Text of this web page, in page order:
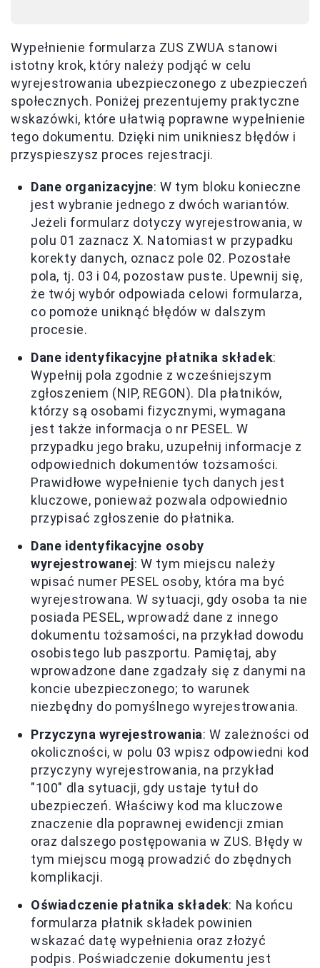
Wypełnienie formularza ZUS ZWUA stanowi
istotny krok, który należy podjąć w celu
wyrejestrowania ubezpieczonego z ubezpieczeń
społecznych. Poniżej prezentujemy praktyczne
wskazówki, które ułatwią poprawne wypełnienie
tego dokumentu. Dzięki nim unikniesz błędów i
przyspieszysz proces rejestracji.
Dane organizacyjne: W tym bloku konieczne
jest wybranie jednego z dwóch wariantów.
Jeżeli formularz dotyczy wyrejestrowania, w
polu 01 zaznacz X. Natomiast w przypadku
korekty danych, oznacz pole 02. Pozostałe
pola, tj. 03 i 04, pozostaw puste. Upewnij się,
że twój wybór odpowiada celowi formularza,
co pomoże uniknąć błędów w dalszym
procesie.
Dane identyfikacyjne płatnika składek:
Wypełnij pola zgodnie z wcześniejszym
zgłoszeniem (NIP, REGON). Dla płatników,
którzy są osobami fizycznymi, wymagana
jest także informacja o nr PESEL. W
przypadku jego braku, uzupełnij informacje z
odpowiednich dokumentów tożsamości.
Prawidłowe wypełnienie tych danych jest
kluczowe, ponieważ pozwala odpowiednio
przypisać zgłoszenie do płatnika.
Dane identyfikacyjne osoby
wyrejestrowanej: W tym miejscu należy
wpisać numer PESEL osoby, która ma być
wyrejestrowana. W sytuacji, gdy osoba ta nie
posiada PESEL, wprowadź dane z innego
dokumentu tożsamości, na przykład dowodu
osobistego lub paszportu. Pamiętaj, aby
wprowadzone dane zgadzały się z danymi na
koncie ubezpieczonego; to warunek
niezbędny do pomyślnego wyrejestrowania.
Przyczyna wyrejestrowania: W zależności od
okoliczności, w polu 03 wpisz odpowiedni kod
przyczyny wyrejestrowania, na przykład
"100" dla sytuacji, gdy ustaje tytuł do
ubezpieczeń. Właściwy kod ma kluczowe
znaczenie dla poprawnej ewidencji zmian
oraz dalszego postępowania w ZUS. Błędy w
tym miejscu mogą prowadzić do zbędnych
komplikacji.
Oświadczenie płatnika składek: Na końcu
formularza płatnik składek powinien
wskazać datę wypełnienia oraz złożyć
podpis. Poświadczenie dokumentu jest